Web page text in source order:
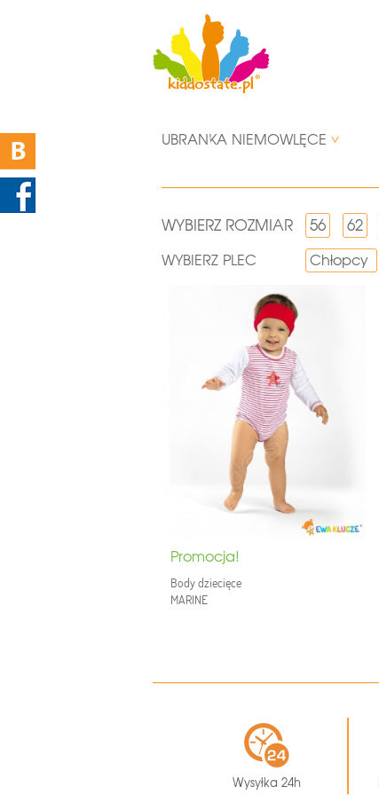
UBRANKA NIEMOWLĘCE
WYBIERZ ROZMIAR 56 62
WYBIERZ PLEC Chłopcy
Promocja!
Body dziecięce
MARINE
Wysyłka 24h